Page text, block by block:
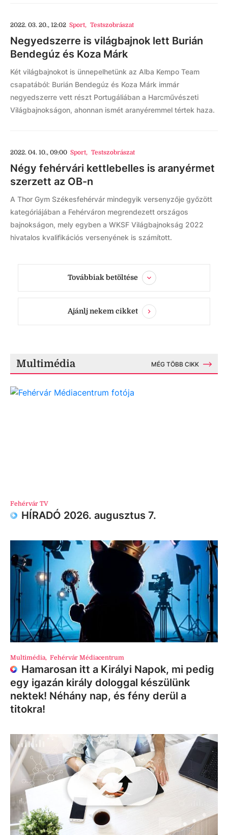
2022. 03. 20., 12:02 Sport, Testszobrászat
Negyedszerre is világbajnok lett Burián
Bendegúz és Koza Márk
Két világbajnokot is ünnepelhetünk az Alba Kempo Team
csapatából: Burián Bendegúz és Koza Márk immár
negyedszerre vett részt Portugáliában a Harcművészeti
Világbajnokságon, ahonnan ismét aranyéremmel tértek haza.
2022. 04. 10., 09:00 Sport, Testszobrászat
Négy fehérvári kettlebelles is aranyérmet
szerzett az OB-n
A Thor Gym Székesfehérvár mindegyik versenyzője győzött
kategóriájában a Fehérváron megrendezett országos
bajnokságon, mely egyben a WKSF Világbajnokság 2022
hivatalos kvalifikációs versenyének is számított.
Továbbiak betöltése
Ajánlj nekem cikket
Multimédia MÉG TÖBB CIKK
Fehérvár TV
HÍRADÓ 2026. augusztus 7.
Multimédia, Fehérvár Médiacentrum
Hamarosan itt a Királyi Napok, mi pedig
egy igazán király dologgal készülünk
nektek! Néhány nap, és fény derül a
titokra!